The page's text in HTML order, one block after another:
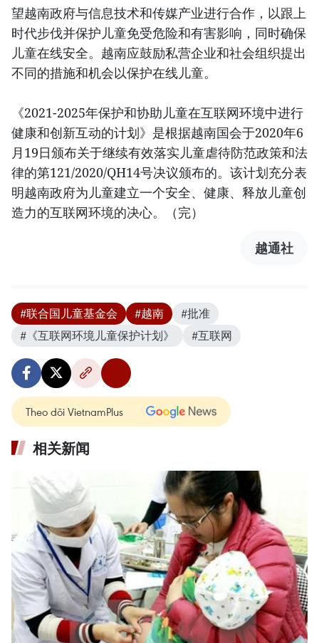
望越南政府与信息技术和传媒产业进行合作，以跟上
时代步伐并保护儿童免受危险和有害影响，同时确保
儿童在线安全。越南应鼓励私营企业和社会组织提出
不同的措施和机会以保护在线儿童。
《2021-2025年保护和协助儿童在互联网环境中进行
健康和创新互动的计划》是根据越南国会于2020年6
月19日颁布关于继续有效落实儿童虐待防范政策和法
律的第121/2020/QH14号决议颁布的。该计划充分表
明越南政府为儿童建立一个安全、健康、释放儿童创
造力的互联网环境的决心。（完）
越通社
#联合国儿童基金会 #越南
#批准
#《互联网环境儿童保护计划》
#互联网
Theo dõi VietnamPlus
相关新闻